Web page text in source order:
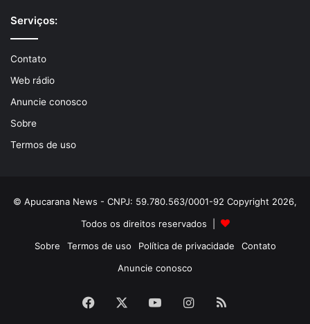
Serviços:
Contato
Web rádio
Anuncie conosco
Sobre
Termos de uso
© Apucarana News - CNPJ: 59.780.563/0001-92 Copyright 2026,
Todos os direitos reservados |
Sobre
Termos de uso Política de privacidade
Contato
Anuncie conosco
Facebook YouTubeInstagram
RSS